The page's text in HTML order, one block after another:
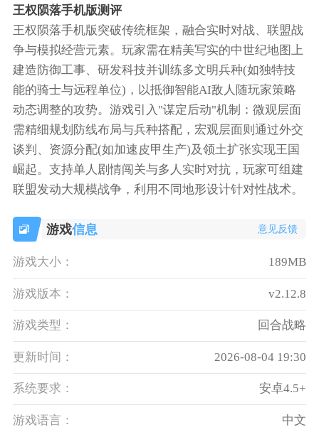
王权陨落手机版测评
王权陨落手机版突破传统框架，融合实时对战、联盟战
争与模拟经营元素。玩家需在精美写实的中世纪地图上
建造防御工事、研发科技并训练多文明兵种(如独特技
能的骑士与远程单位)，以抵御智能AI敌人随玩家策略
动态调整的攻势。游戏引入"谋定后动"机制：微观层面
需精细规划防线布局与兵种搭配，宏观层面则通过外交
谈判、资源分配(如加速皮甲生产)及领土扩张实现王国
崛起。支持单人剧情闯关与多人实时对抗，玩家可组建
联盟发动大规模战争，利用不同地形设计针对性战术。
游戏信息 意见反馈
游戏大小： 189MB
游戏版本： v2.12.8
游戏类型： 回合战略
更新时间： 2026-08-04 19:30
系统要求： 安卓4.5+
游戏语言： 中文